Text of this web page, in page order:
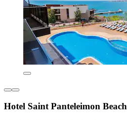
Hotel Saint Panteleimon Beach